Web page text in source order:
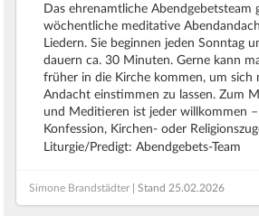
Das ehrenamtliche Abendgebetsteam
wöchentliche meditative
Liedern. Sie beginnen jeden Sonntag
dauern ca. 30 Minuten. Gerne kann
früher in die Kirche kommen, um sich
Andacht einstimmen zu lassen. Zum
und Meditieren ist jeder willkommen
Konfession, Kirchen- oder
Liturgie/Predigt: Abendgebets-Team
Simone Brandstädter | Stand 25.02.2026